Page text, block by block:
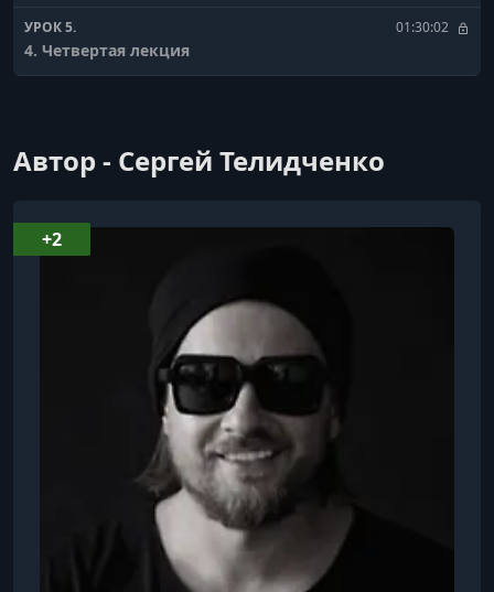
УРОК 5. 01:30:02
4. Четвертая лекция
УРОК 7.
Автор - Сергей Телидченко
+2